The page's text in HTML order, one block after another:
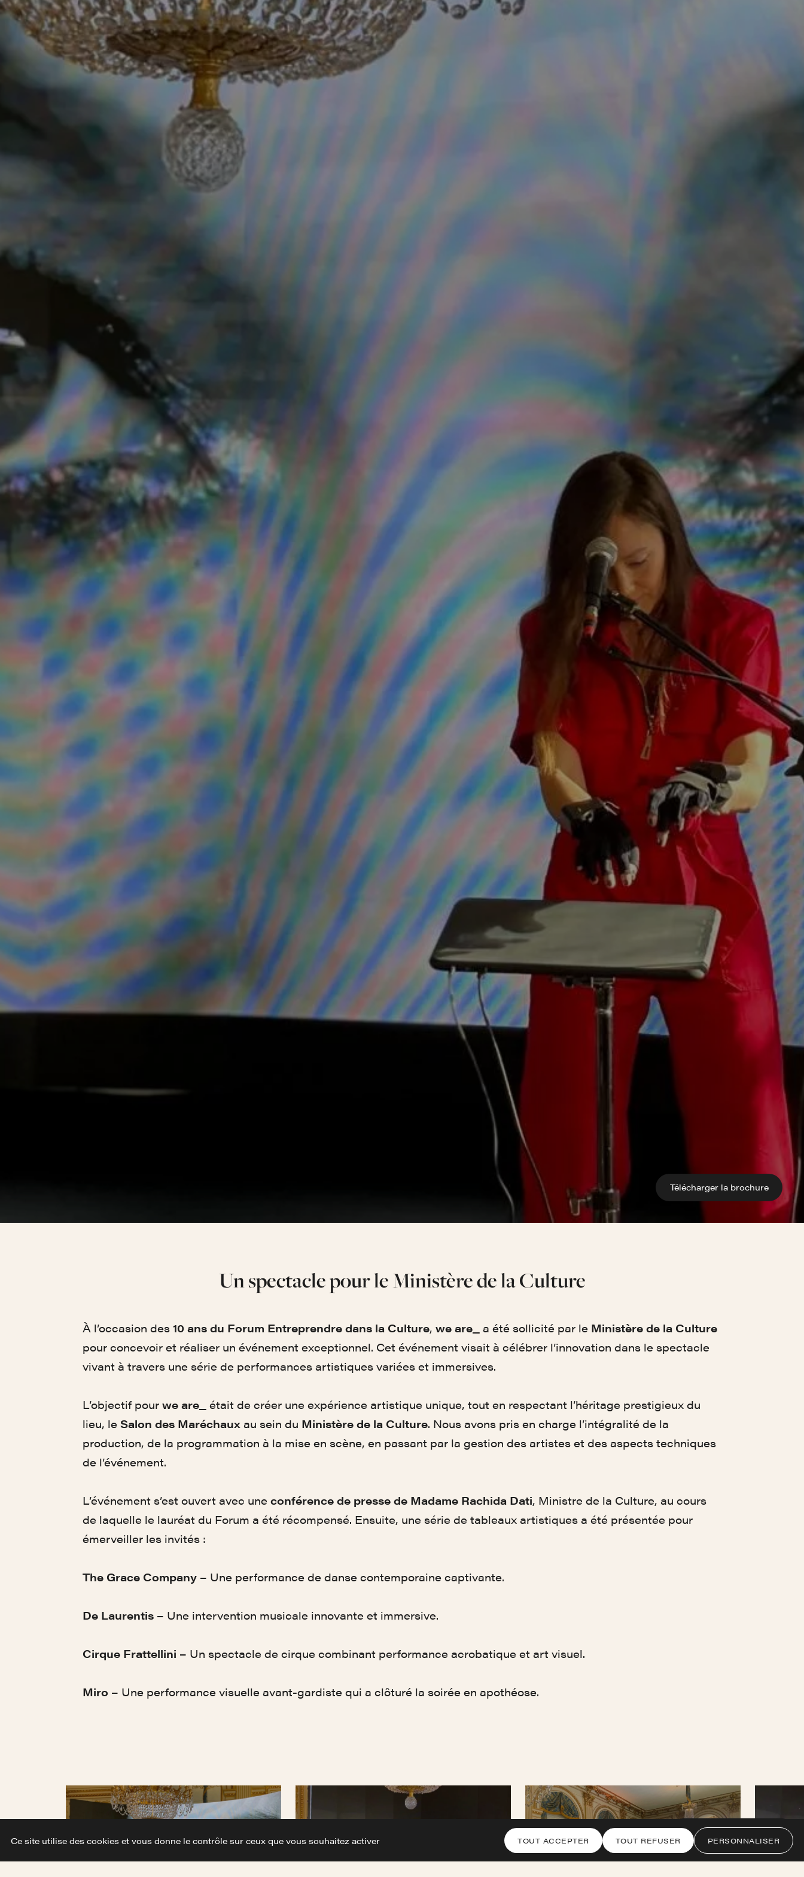
Télécharger la brochure
Un spectacle pour le Ministère de la Culture
À l’occasion des 10 ans du Forum Entreprendre dans la Culture, we are_ a été sollicité par le Ministère de la Culture
pour concevoir et réaliser un événement exceptionnel. Cet événement visait à célébrer l’innovation dans le spectacle
vivant à travers une série de performances artistiques variées et immersives.
L’objectif pour we are_
était de créer une expérience artistique unique, tout en respectant l’héritage prestigieux du
lieu, le Salon des Maréchaux au sein du Ministère de la Culture. Nous avons pris en charge l’intégralité de la
production, de la programmation à la mise en scène, en passant par la gestion des artistes et des aspects techniques
de l’événement.
L’événement s’est ouvert avec une conférence de presse de Madame Rachida Dati, Ministre de la Culture, au cours
de laquelle le lauréat du Forum a été récompensé. Ensuite, une série de tableaux artistiques a été présentée pour
émerveiller les invités :
The Grace Company – Une performance de danse contemporaine captivante.
De Laurentis – Une intervention musicale innovante et immersive.
Cirque Frattellini – Un spectacle de cirque combinant performance acrobatique et art visuel.
Miro – Une performance visuelle avant-gardiste qui a clôturé la soirée en apothéose.
Obtenir une estimation
Ce site utilise des cookies et vous donne le contrôle sur ceux que vous souhaitez activer TOUT ACCEPTER TOUT REFUSER PERSONNALISER